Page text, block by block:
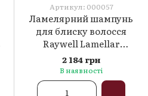
Артикул: 000057
Ламелярний шампунь
для блиску волосся
Raywell Lamellar
Shampoo, 1000 мл
2 184 грн
В наявності